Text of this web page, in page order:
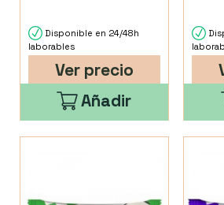
Disponible en 24/48h
laborables
Ver precio
Añadir